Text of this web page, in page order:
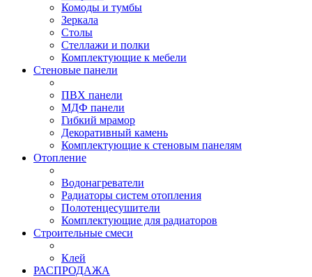
Комоды и тумбы
Зеркала
Столы
Стеллажи и полки
Комплектующие к мебели
Стеновые панели
ПВХ панели
МДФ панели
Гибкий мрамор
Декоративный камень
Комплектующие к стеновым панелям
Отопление
Водонагреватели
Радиаторы систем отопления
Полотенцесушители
Комплектующие для радиаторов
Строительные смеси
Клей
РАСПРОДАЖА